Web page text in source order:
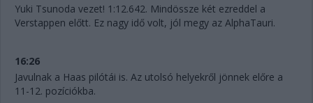
Yuki Tsunoda vezet! 1:12.642. Mindössze két ezreddel a
Verstappen előtt. Ez nagy idő volt, jól megy az AlphaTauri.
16:26
Javulnak a Haas pilótái is. Az utolsó helyekről jönnek előre a
11-12. pozíciókba.